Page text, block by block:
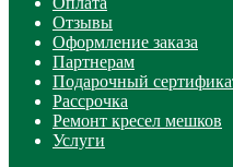
Отзывы
Оформление заказа
Партнерам
Подарочный
Рассрочка
Ремонт кресел мешков
Услуги